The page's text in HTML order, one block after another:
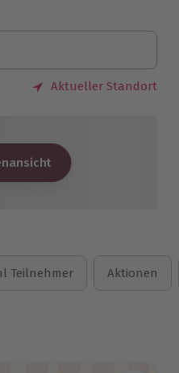
Aktueller Standort
Teilnehmer Aktionen